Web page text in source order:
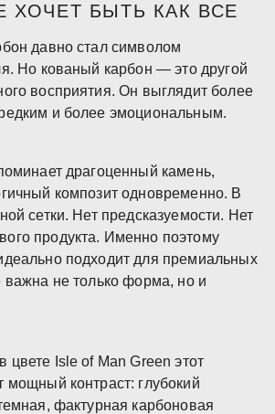
ХОЧЕТ БЫТЬ КАК ВСЕ
давно стал символом
Но кованый карбон — это другой
восприятия. Он выглядит более
и более эмоциональным.
драгоценный камень,
композит одновременно. В
сетки. Нет предсказуемости. Нет
продукта. Именно поэтому
подходит для премиальных
важна не только форма, но и
цвете Isle of Man Green этот
мощный контраст: глубокий
фактурная карбоновая